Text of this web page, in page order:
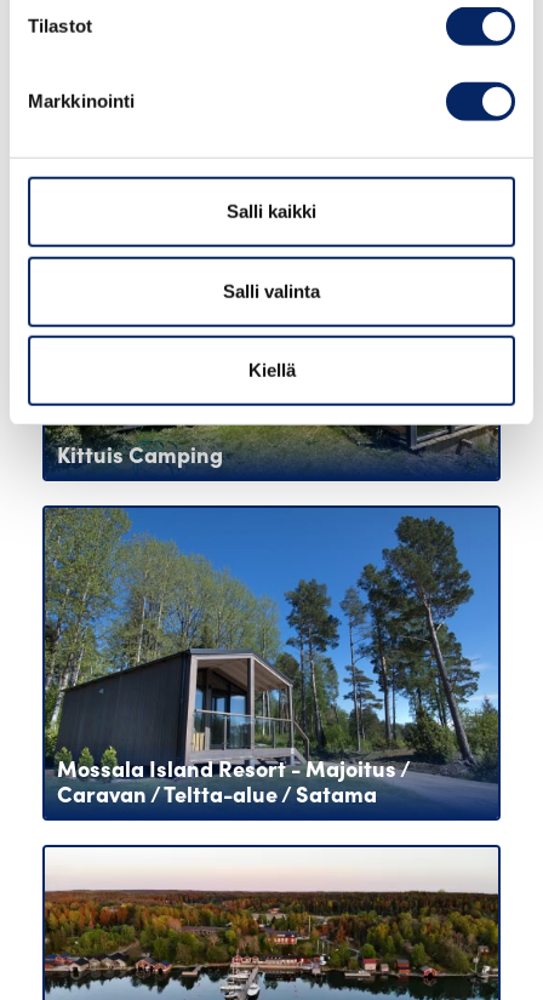
Tilastot
Markkinointi
Salli kaikki
Salli valinta
Kiellä
Kittuis Camping
Mossala Island Resort - Majoitus /
Caravan / Teltta-alue / Satama